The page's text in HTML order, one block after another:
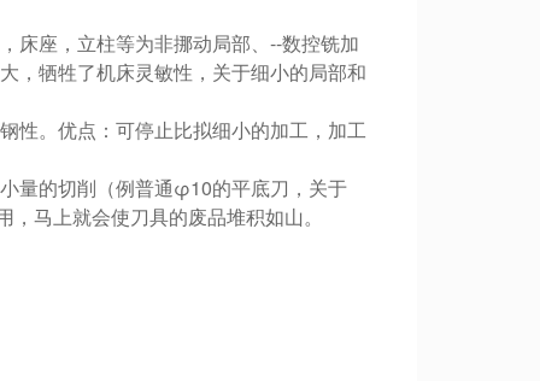
座，立柱等为非挪动局部、--数控铣加
，牺牲了机床灵敏性，关于细小的局部和
。优点：可停止比拟细小的加工，加工
量的切削（例普通φ10的平底刀，关于
马上就会使刀具的废品堆积如山。